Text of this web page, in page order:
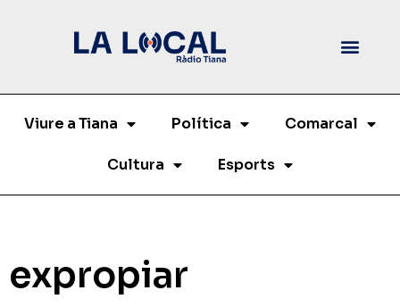
Viure a Tiana Política Comarcal
Cultura Esports
expropiar